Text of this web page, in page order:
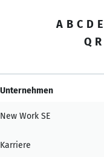
A B C D E
Q R
Unternehmen
New Work SE
Karriere